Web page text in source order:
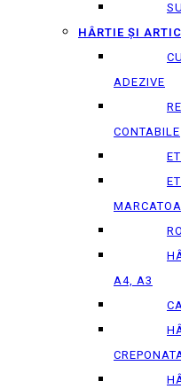
HÂRTIE ȘI
ADEZIVE
CONTABILE
A4, A3